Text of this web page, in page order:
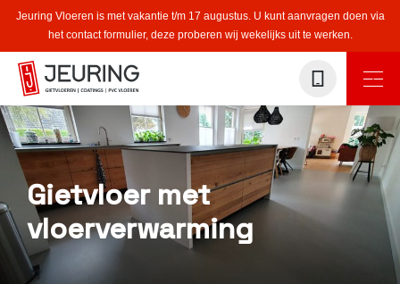
Jeuring Vloeren is met vakantie t/m 17 augustus. U kunt aanvragen doen via
het contact formulier, deze proberen wij wekelijks uit te werken.
Gietvloer met
vloerverwarming